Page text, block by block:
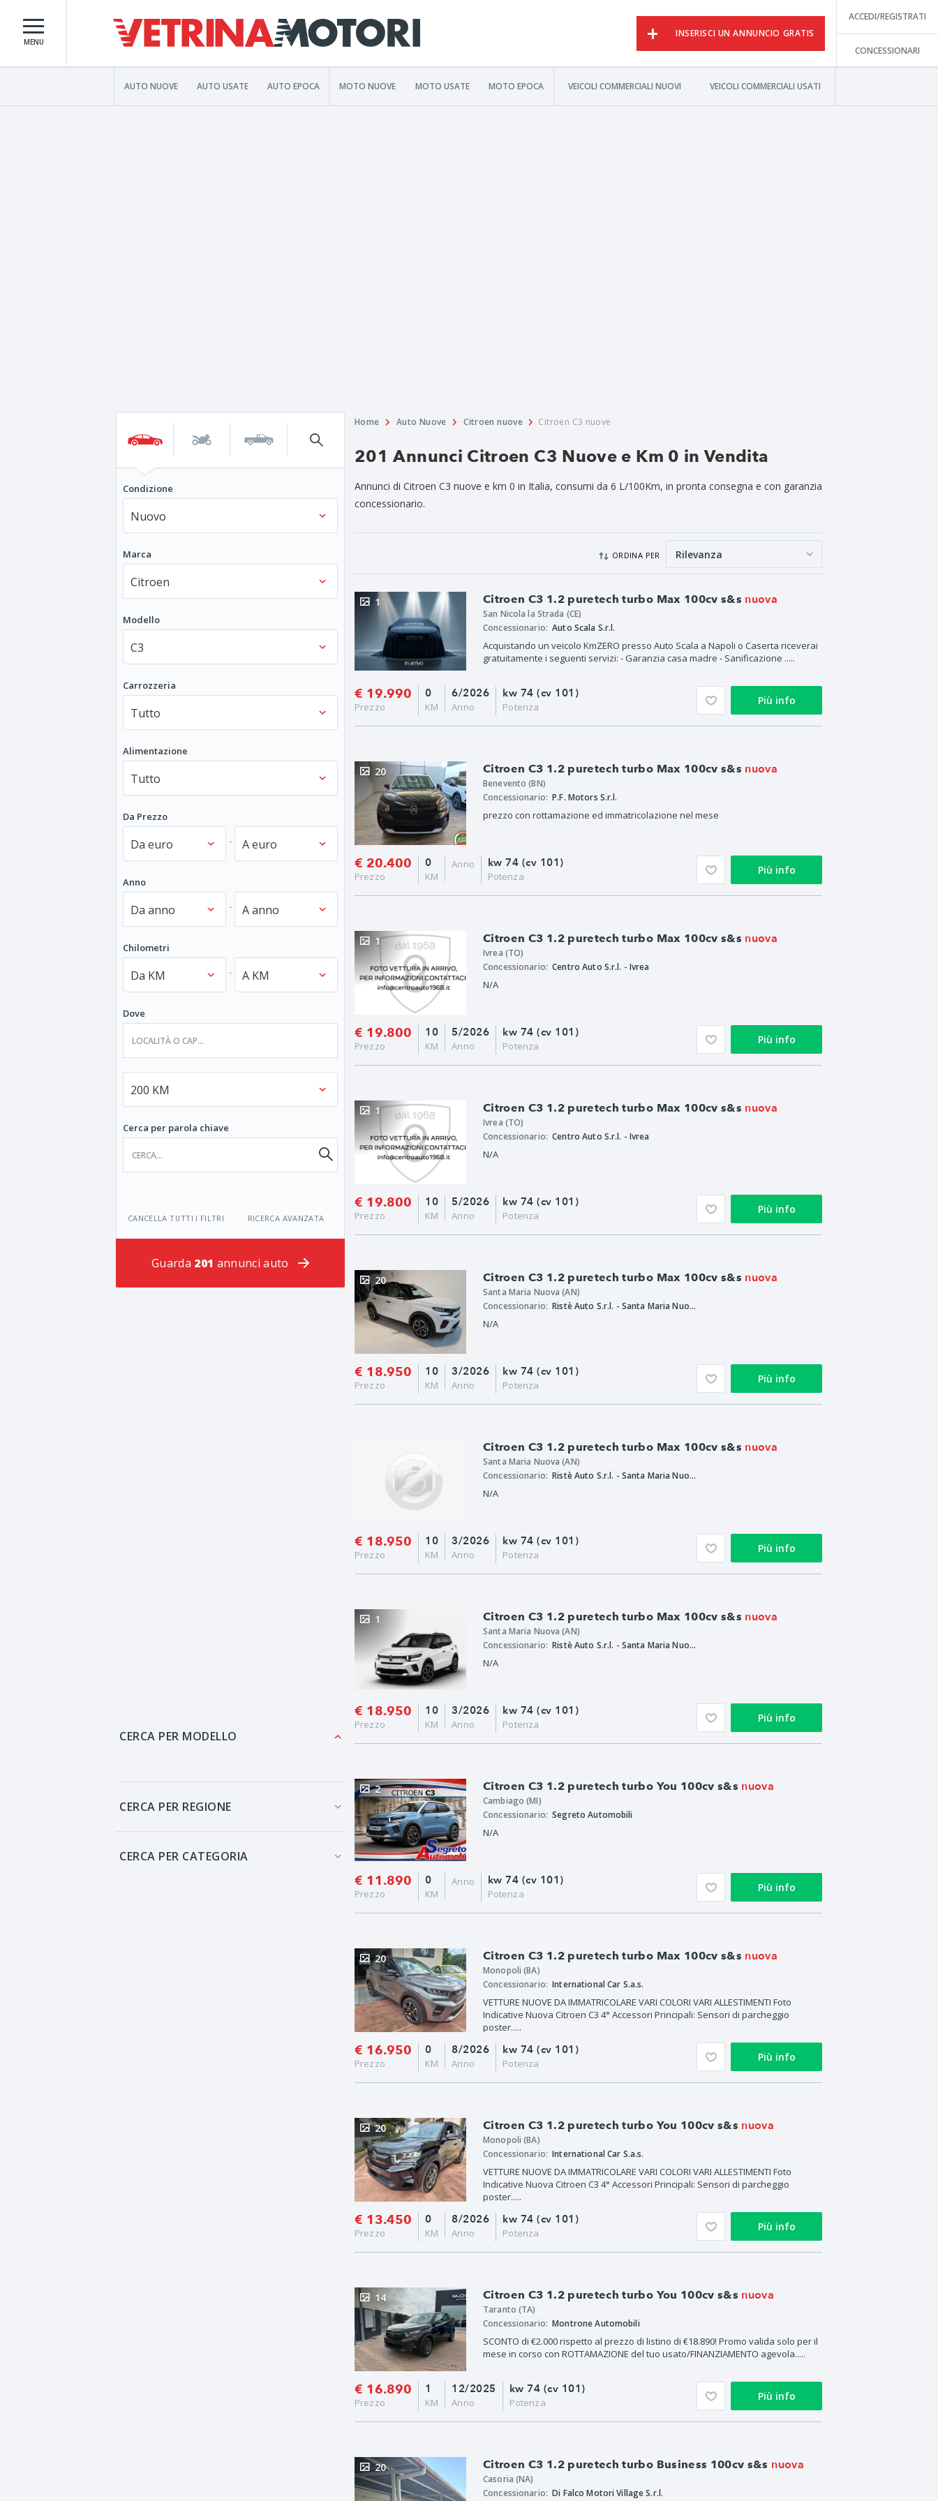
MENU
INSERISCI UN ANNUNCIO GRATIS
ACCEDI/REGISTRATI
CONCESSIONARI
AUTO NUOVE AUTO USATE AUTO EPOCA MOTO NUOVE MOTO USATE MOTO EPOCA VEICOLI COMMERCIALI NUOVI VEICOLI COMMERCIALI USATI
Home Auto Nuove Citroen nuove Citroen C3 nuove
201 Annunci Citroen C3 Nuove e Km 0 in Vendita
Annunci di Citroen C3 nuove e km 0 in Italia, consumi da 6 L/100Km, in pronta consegna e con garanzia
concessionario.
ORDINA PER
Citroen C3 1.2 puretech turbo Max 100cv s&s nuova
1
San Nicola la Strada (CE)
Concessionario: Auto Scala S.r.l.
Acquistando un veicolo KmZERO presso Auto Scala a Napoli o Caserta riceverai
gratuitamente i seguenti servizi: - Garanzia casa madre - Sanificazione .....
€ 19.990
Prezzo
6/2026
Anno
0
KM
kw 74 (cv 101)
Potenza Più info
Citroen C3 1.2 puretech turbo Max 100cv s&s nuova
20
Benevento (BN)
Concessionario: P.F. Motors S.r.l.
prezzo con rottamazione ed immatricolazione nel mese
€ 20.400
Prezzo
Anno
0
KM
kw 74 (cv 101)
Potenza Più info
Citroen C3 1.2 puretech turbo Max 100cv s&s nuova
1
Ivrea (TO)
Concessionario: Centro Auto S.r.l. - Ivrea
N/A
€ 19.800
Prezzo
5/2026
Anno
10
KM
kw 74 (cv 101)
Potenza Più info
Citroen C3 1.2 puretech turbo Max 100cv s&s nuova
1
Ivrea (TO)
Concessionario: Centro Auto S.r.l. - Ivrea
N/A
€ 19.800
Prezzo
5/2026
Anno
10
KM
kw 74 (cv 101)
Potenza Più info
Citroen C3 1.2 puretech turbo Max 100cv s&s nuova
20
Santa Maria Nuova (AN)
Concessionario:
Ristè Auto S.r.l. - Santa Maria Nuova
N/A
€ 18.950
Prezzo
3/2026
Anno
10
KM
kw 74 (cv 101)
Potenza Più info
Citroen C3 1.2 puretech turbo Max 100cv s&s nuova
Santa Maria Nuova (AN)
Concessionario:
Ristè Auto S.r.l. - Santa Maria Nuova
N/A
€ 18.950
Prezzo
3/2026
Anno
10
KM
kw 74 (cv 101)
Potenza Più info
Citroen C3 1.2 puretech turbo Max 100cv s&s nuova
1
Santa Maria Nuova (AN)
Concessionario:
Ristè Auto S.r.l. - Santa Maria Nuova
N/A
€ 18.950
Prezzo
3/2026
Anno
10
KM
kw 74 (cv 101)
Potenza Più info
Citroen C3 1.2 puretech turbo You 100cv s&s nuova
2
Cambiago (MI)
Concessionario: Segreto Automobili
N/A
€ 11.890
Prezzo
Anno
0
KM
kw 74 (cv 101)
Potenza Più info
Citroen C3 1.2 puretech turbo Max 100cv s&s nuova
20
Monopoli (BA)
Concessionario: International Car S.a.s.
VETTURE NUOVE DA IMMATRICOLARE VARI COLORI VARI ALLESTIMENTI Foto
Indicative Nuova Citroen C3 4° Accessori Principali: Sensori di parcheggio
poster.....
€ 16.950
Prezzo
8/2026
Anno
0
KM
kw 74 (cv 101)
Potenza Più info
Citroen C3 1.2 puretech turbo You 100cv s&s nuova
20
Monopoli (BA)
Concessionario: International Car S.a.s.
VETTURE NUOVE DA IMMATRICOLARE VARI COLORI VARI ALLESTIMENTI Foto
Indicative Nuova Citroen C3 4° Accessori Principali: Sensori di parcheggio
poster.....
€ 13.450
Prezzo
8/2026
Anno
0
KM
kw 74 (cv 101)
Potenza Più info
Citroen C3 1.2 puretech turbo You 100cv s&s nuova
14
Taranto (TA)
Concessionario: Montrone Automobili
SCONTO di €2.000 rispetto al prezzo di listino di €18.890! Promo valida solo per il
mese in corso con ROTTAMAZIONE del tuo usato/FINANZIAMENTO agevola.....
€ 16.890
Prezzo
12/2025
Anno
1
KM
kw 74 (cv 101)
Potenza Più info
Citroen C3 1.2 puretech turbo Business 100cv s&s nuova
20
Casoria (NA)
Concessionario: Di Falco Motori Village S.r.l.
Condizione
Marca
Modello
Carrozzeria
Alimentazione
Da Prezzo
-
Anno
-
Chilometri
-
Dove
Cerca per parola chiave
CANCELLA TUTTI I FILTRI RICERCA AVANZATA
Guarda 201 annunci auto
CERCA PER MODELLO
CERCA PER REGIONE
CERCA PER CATEGORIA